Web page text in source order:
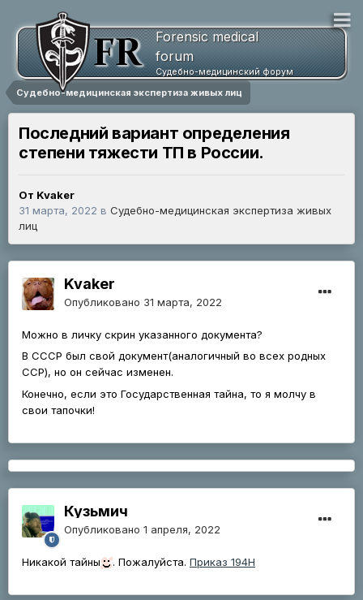
Forensic medical
forum
Судебно-медицинский форум
Судебно-медицинская экспертиза живых лиц
Последний вариант определения
степени тяжести ТП в России.
От Kvaker
31 марта, 2022 в Судебно-медицинская экспертиза живых
лиц
Kvaker
Опубликовано 31 марта, 2022
Можно в личку скрин указанного документа?
В СССР был свой документ(аналогичный во всех родных
ССР), но он сейчас изменен.
Конечно, если это Государственная тайна, то я молчу в
свои тапочки!
Кузьмич
Опубликовано 1 апреля, 2022
Никакой тайны . Пожалуйста. Приказ 194Н